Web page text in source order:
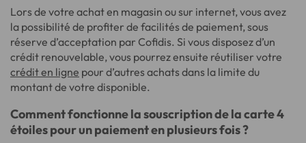
Lors de votre achat en magasin ou sur internet, vous avez
la possibilité de profiter de facilités de paiement, sous
réserve d’acceptation par Cofidis. Si vous disposez d’un
crédit renouvelable, vous pourrez ensuite réutiliser votre
crédit en ligne pour d’autres achats dans la limite du
montant de votre disponible.
Comment fonctionne la souscription de la carte 4
étoiles pour un paiement en plusieurs fois ?